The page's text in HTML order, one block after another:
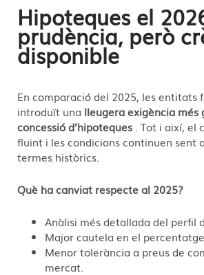
Hipoteques el
prudència, però
disponible
En comparació del 2025, les entitats
introduït una lleugera exigència més
concessió d’hipoteques . Tot i així,
fluint i les condicions continuen sent
termes històrics.
Què ha canviat respecte al 2025?
Anàlisi més detallada del perfil
Major cautela en el
Menor tolerància a preus de
mercat.